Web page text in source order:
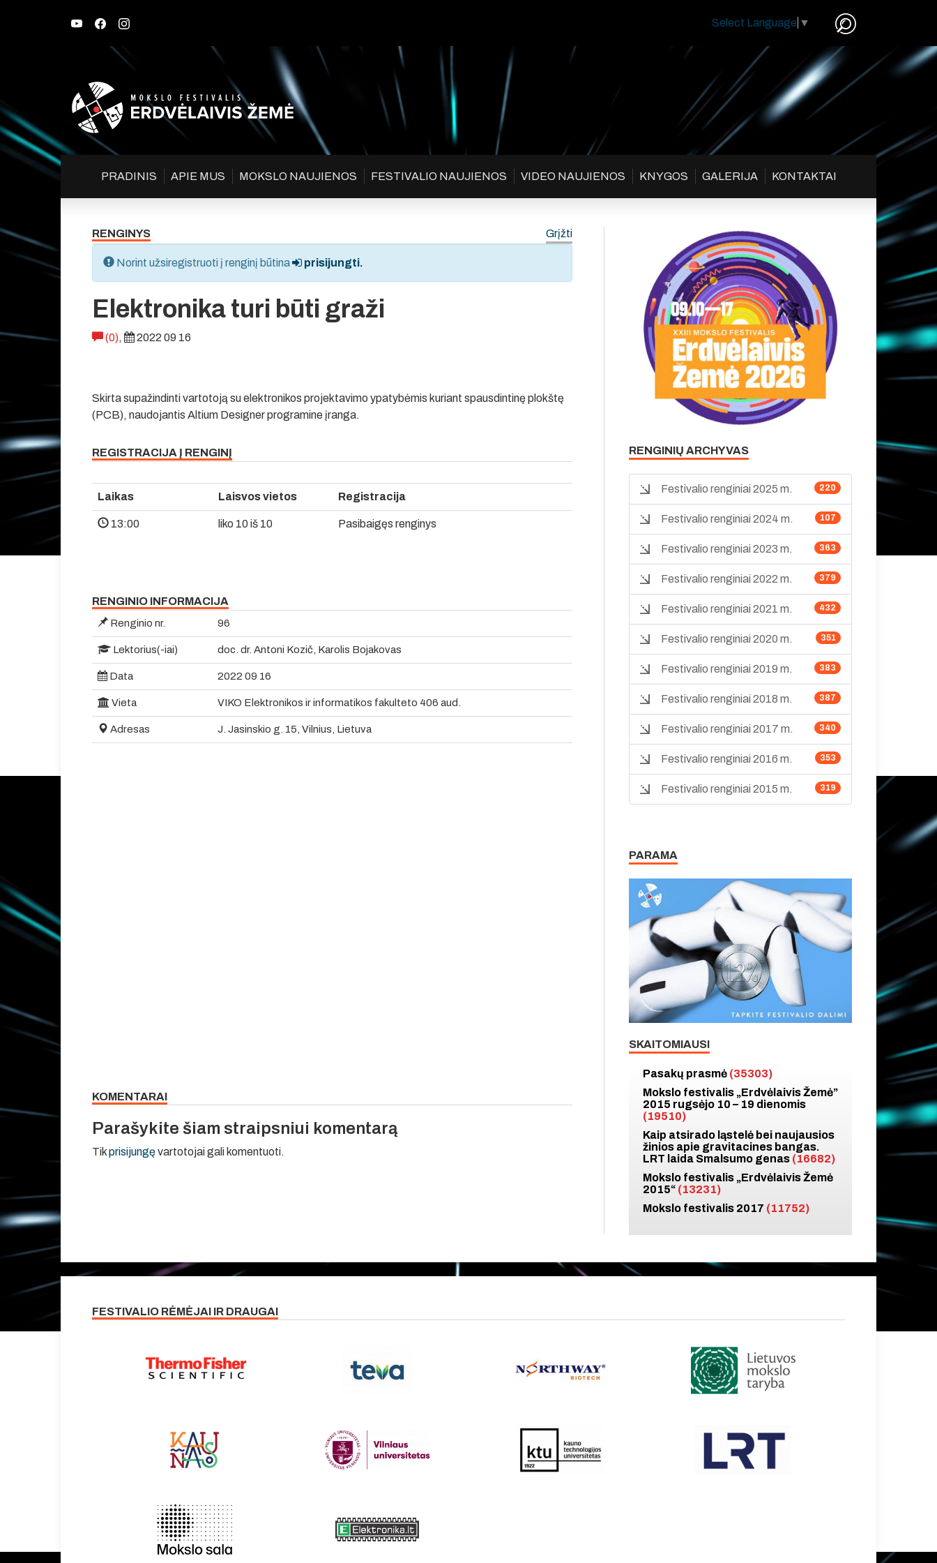
Select Language ▼
PRADINIS APIE MUS MOKSLO NAUJIENOS FESTIVALIO NAUJIENOS VIDEO NAUJIENOS KNYGOS GALERIJA KONTAKTAI
RENGINYS Grįžti
Norint užsiregistruoti į renginį būtina prisijungti.
Elektronika turi būti graži
(0), 2022 09 16
Skirta supažindinti vartotoją su elektronikos projektavimo ypatybėmis kuriant spausdintinę plokštę
(PCB), naudojantis Altium Designer programine įranga.
REGISTRACIJA Į RENGINĮ
Laikas Laisvos vietos Registracija
13:00 liko 10 iš 10 Pasibaigęs renginys
RENGINIO INFORMACIJA
Renginio nr. 96
Lektorius(-iai) doc. dr. Antoni Kozič, Karolis Bojakovas
Data 2022 09 16
Vieta VIKO Elektronikos ir informatikos fakulteto 406 aud.
Adresas J. Jasinskio g. 15, Vilnius, Lietuva
KOMENTARAI
Parašykite šiam straipsniui komentarą
Tikprisijungęvartotojai gali komentuoti.
RENGINIŲ ARCHYVAS
220
Festivalio renginiai 2025 m.
107
Festivalio renginiai 2024 m.
363
Festivalio renginiai 2023 m.
379
Festivalio renginiai 2022 m.
432
Festivalio renginiai 2021 m.
351
Festivalio renginiai 2020 m.
383
Festivalio renginiai 2019 m.
387
Festivalio renginiai 2018 m.
340
Festivalio renginiai 2017 m.
353
Festivalio renginiai 2016 m.
319
Festivalio renginiai 2015 m.
PARAMA
SKAITOMIAUSI
Pasakų prasmė (35303)
Mokslo festivalis „Erdvėlaivis Žemė”
2015 rugsėjo 10 – 19 dienomis
(19510)
Kaip atsirado ląstelė bei naujausios
žinios apie gravitacines bangas.
LRT laida Smalsumo genas (16682)
Mokslo festivalis „Erdvėlaivis Žemė
2015“ (13231)
Mokslo festivalis 2017 (11752)
FESTIVALIO RĖMĖJAI IR DRAUGAI